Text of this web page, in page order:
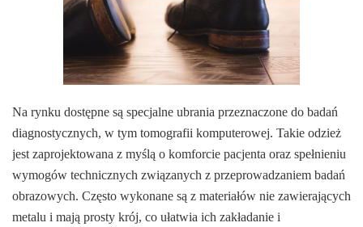
Na rynku dostępne są specjalne ubrania przeznaczone do badań
diagnostycznych, w tym tomografii komputerowej. Takie odzież
jest zaprojektowana z myślą o komforcie pacjenta oraz spełnieniu
wymogów technicznych związanych z przeprowadzaniem badań
obrazowych. Często wykonane są z materiałów nie zawierających
metalu i mają prosty krój, co ułatwia ich zakładanie i